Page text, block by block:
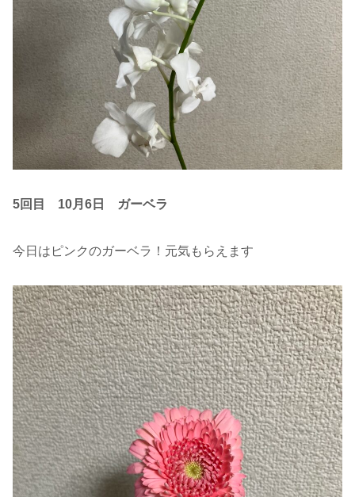
5回目 10月6日 ガーベラ
今日はピンクのガーベラ！元気もらえます